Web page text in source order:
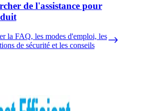
de l'assistance pour
la FAQ, les modes d'emploi, les
de sécurité et les conseils